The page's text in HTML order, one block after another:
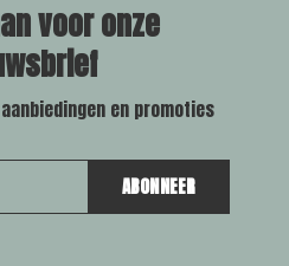
voor onze
en promoties
ABONNEER